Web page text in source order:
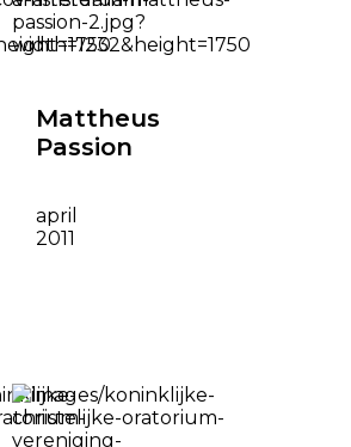
Mattheus
Passion
april
2011